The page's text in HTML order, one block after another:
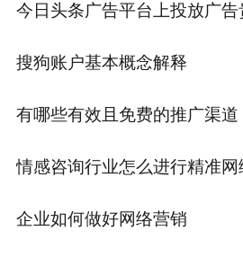
搜狗账户基本概念解释
有哪些有效且免费的推广渠道
企业如何做好网络营销